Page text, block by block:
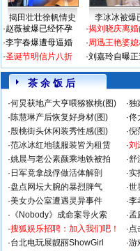
揭田壮壮徐帆情史 李冰冰被爆
·赵薇被爆已经怀孕
·李宇春爆遭母逼婚
·圣诞节明信片八折
·揭刘晓庆离
·周迅王艳婆
·刘嘉玲自曝正
茶 余 饭 后
·何炅获地产大亨喂猕猴桃(图) ·独
·陈慧琳产后恢复好身材(图) ·佟
·殷桃街头休闲装秀性感(图) ·倪
·范冰冰红地毯服装皆为租赁 ·刘
·姚晨与老公素颜乘地铁被拍 ·舒
· 日军竟拿战俘做活体解剖 ·实
·盘点网坛大腕的暴烈脾气 ·世
·美女办公室遭遇灵异事件 ·李
· 《Nobody》成命案导火索 ·孟
·搜狐娱乐招聘：加入我们吧！ ·点
·台北电玩展靓丽ShowGirl ·游